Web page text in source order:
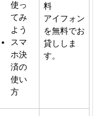
使っ
てみ
よう
スマ
ホ決
済の
使い
方
料
アイフォン
を無料でお
貸ししま
す。